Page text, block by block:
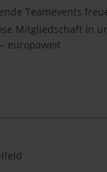
Teamevents
Mitgliedschaft in
europaweit